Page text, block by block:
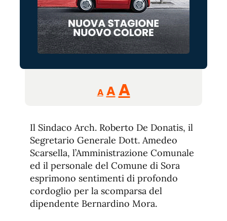
A
Reducir
tamaño
A Restablecer
de
fuente
AAumentar
de
fuente.
Il Sindaco Arch. Roberto De Donatis, il
Segretario Generale Dott. Amedeo
Scarsella, l’Amministrazione Comunale
ed il personale del Comune di Sora
esprimono sentimenti di profondo
cordoglio per la scomparsa del
dipendente Bernardino Mora.